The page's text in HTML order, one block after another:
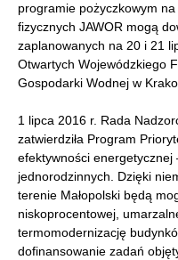
programie pożyczkowym
fizycznych JAWOR mogą
zaplanowanych na 20 i 21
Otwartych Wojewódzkiego
Gospodarki Wodnej w
1 lipca 2016 r. Rada
zatwierdziła Program
efektywności
jednorodzinnych. Dzięki
terenie Małopolski będą
niskoprocentowej,
termomodernizację
dofinansowanie zadań